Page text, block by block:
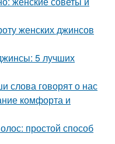
женских джинсов
5 лучших
слова говорят о нас
комфорта и
простой способ